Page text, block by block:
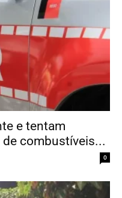
e tentam
combustíveis...
0